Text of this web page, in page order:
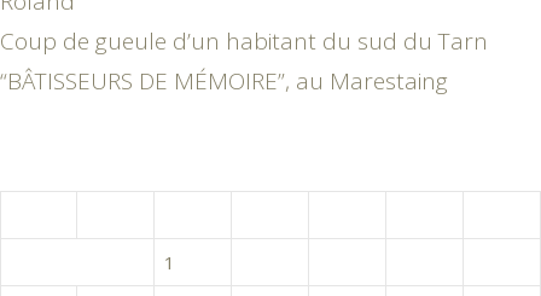
Coup de gueule d’un habitant du sud du Tarn
“BÂTISSEURS DE MÉMOIRE”, au Marestaing
1